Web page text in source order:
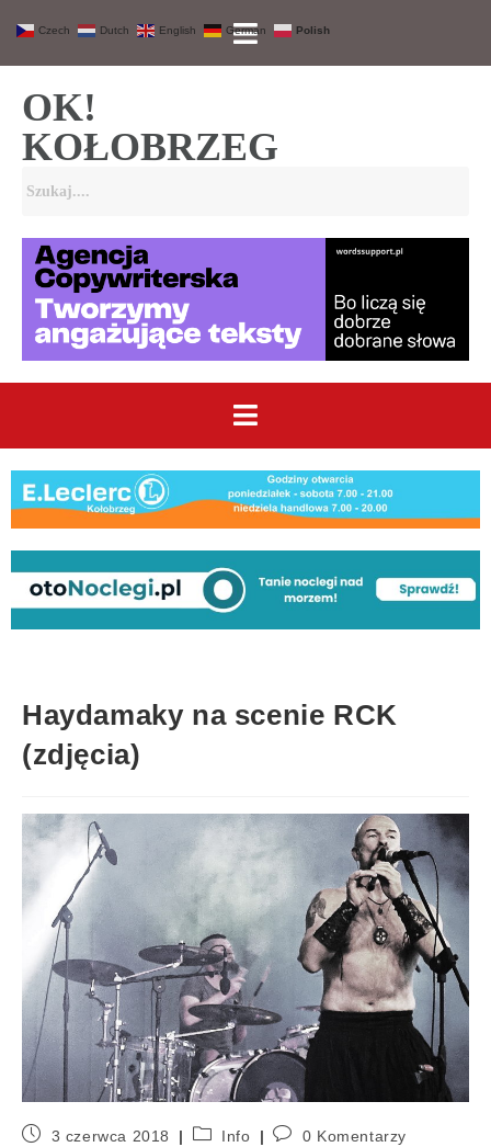
OK!
KOŁOBRZEG
Haydamaky na scenie RCK
(zdjęcia)
3 czerwca 2018 Info 0 Komentarzy
Czech Dutch English German Polish